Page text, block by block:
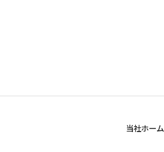
当社ホー